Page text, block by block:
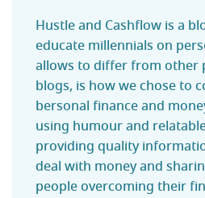
Hustle and Cashflow is a
educate millennials on
allows to differ from other
blogs, is how we chose to
bersonal finance and
using humour and
providing quality
deal with money and
people overcoming their